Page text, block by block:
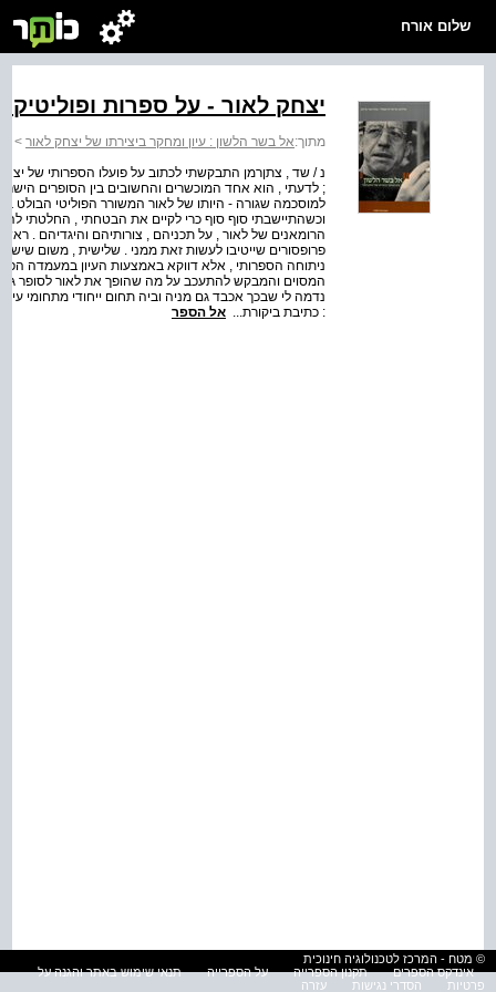
שלום אורח
יצחק לאור - על ספרות
מתוך:אל בשר הלשון : עיון ומחקר ביצירתו של יצחק לאור >
נ / שד , צתןרמן התבקשתי לכתוב על פועלו הספרותי של
; לדעתי , הוא אחד המוכשרים והחשובים בין הסופרים
למוסכמה שגורה - היותו של לאור המשורר הפוליטי הבולט
וכשהתיישבתי סוף סוף כרי לקיים את הבטחתי , החלטתי
הרומאנים של לאור , על תכניהם , צורותיהם והיגדיהם .
פרופסורים שייטיבו לעשות זאת ממני . שלישית , משום
ניתוחה הספרותי , אלא דווקא באמצעות העיון במעמדה
המסוים והמבקש להתעכב על מה שהופך את לאור לסופר
נדמה לי שבכך אכבד גם מניה וביה תחום ייחודי מתחומי
: כתיבת ביקורת... אל הספר
© מטח - המרכז לטכנולוגיה חינוכית
אינדקס הספרים
תקנון הספרייה על הספרייה
תנאי שימוש באתר והגנה על
פרטיות
הסדרי נגישות עזרה